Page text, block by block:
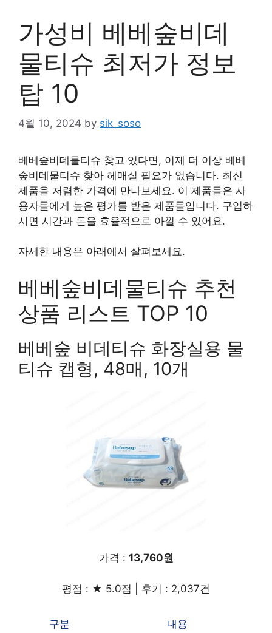
가성비 베베숲비데
물티슈 최저가 정보
탑 10
4월 10, 2024 by sik_soso
베베숲비데물티슈 찾고 있다면, 이제 더 이상 베베
숲비데물티슈 찾아 헤매실 필요가 없습니다. 최신
제품을 저렴한 가격에 만나보세요. 이 제품들은 사
용자들에게 높은 평가를 받은 제품들입니다. 구입하
시면 시간과 돈을 효율적으로 아낄 수 있어요.
자세한 내용은 아래에서 살펴보세요.
베베숲비데물티슈 추천
상품 리스트 TOP 10
베베숲 비데티슈 화장실용 물
티슈 캡형, 48매, 10개
가격 : 13,760원
평점 : ★ 5.0점 | 후기 : 2,037건
구분 내용